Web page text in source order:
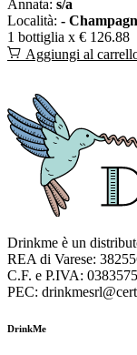
Annata: s/a
Località: -
1 bottiglia x € 126.88
Aggiungi al
Drinkme è un
REA di Varese:
C.F. e P.IVA:
PEC:
DrinkMe